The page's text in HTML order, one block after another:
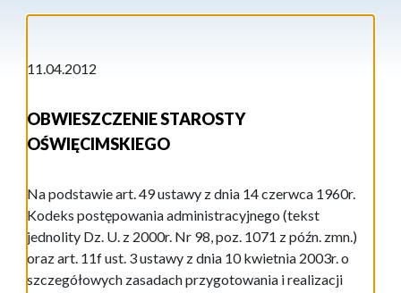
11.04.2012
OBWIESZCZENIE STAROSTY
OŚWIĘCIMSKIEGO
Na podstawie art. 49 ustawy z dnia 14 czerwca 1960r.
Kodeks postępowania administracyjnego (tekst
jednolity Dz. U. z 2000r. Nr 98, poz. 1071 z późn. zmn.)
oraz art. 11f ust. 3 ustawy z dnia 10 kwietnia 2003r. o
szczegółowych zasadach przygotowania i realizacji